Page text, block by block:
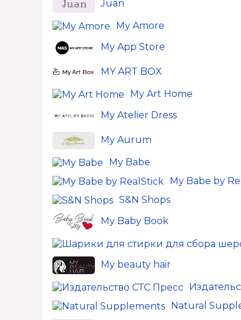
Juan
My Amore
My App Store
MY ART BOX
My Art Home
My Atelier Dress
My Aurum
My Babe
My Babe by
S&N Shops
My Baby Book
My beauty hair
Natural